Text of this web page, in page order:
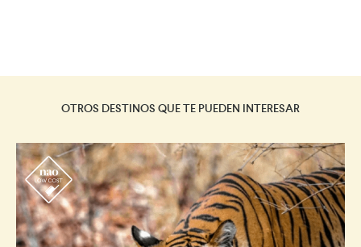
OTROS DESTINOS QUE TE PUEDEN INTERESAR
r